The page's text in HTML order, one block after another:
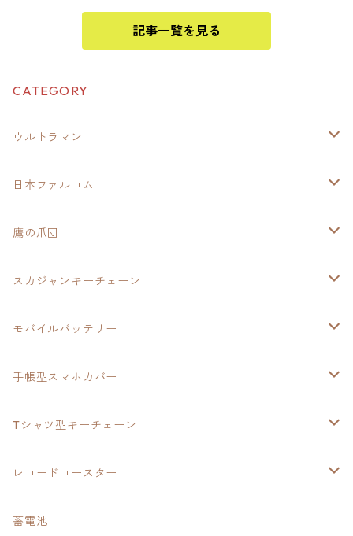
記事一覧を見る
CATEGORY
ウルトラマン
モバイルバッテリー
スカジャンキーチェーン
スカジャン
シャツ
日本ファルコム
イースⅧ
モバイルバッテリー
手帳型スマホカバー
東亰ザナドゥ
閃の軌跡Ⅲ
モバイルバッテリー
手帳型スマホカバー
閃の軌跡Ⅳ
手帳型スマホカバー
モバイルバッテリー
軌跡シリーズ
トランプ
カーマグネット
閃の軌跡Ⅱ
トランプ
イースⅨ
鷹の爪団
モバイルバッテリー
手帳型スマホカバー
スカジャンキーチェーン
ウルトラマンシリーズ
日本ファルコム
閃の軌跡Ⅲ
軌跡シリーズ
モバイルバッテリー
ウルトラマン
鷹の爪
イースⅧ
東亰ザナドゥ
手帳型スマホカバー
鷹の爪団
イースⅧ
閃の軌跡Ⅲ
Tシャツ型キーチェーン
日本ファルコム
閃の軌跡Ⅲ
レコードコースター
日本ファルコム
蓄電池